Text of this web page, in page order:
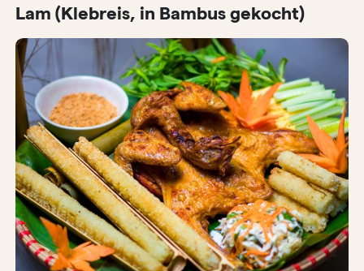
Lam (Klebreis, in Bambus gekocht)